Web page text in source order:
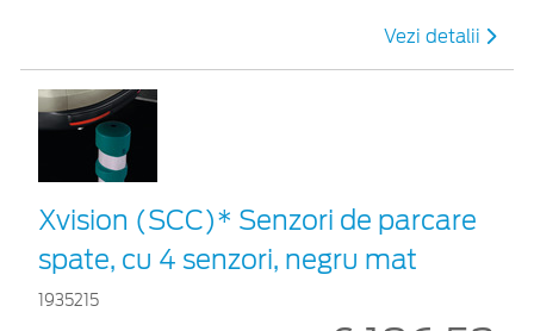
Vezi detalii
Xvision (SCC)* Senzori de parcare
spate, cu 4 senzori, negru mat
1935215